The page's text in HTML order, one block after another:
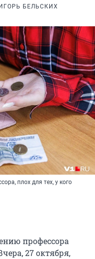
БЕЛЬСКИХ
плох для тех, у кого
профессора
27 октября,